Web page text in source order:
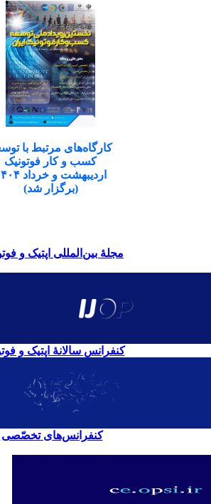
کارگاه‌های مرتبط با
کسب و کار فوتونیک
اردیبهشت و خرداد ۱۴۰۴
(برگزار شد)
مجلۀ بین‌المللی اپتیک و
کنفرانس سالانۀ اپتیک و
کنفرانس‌های تخصّصی